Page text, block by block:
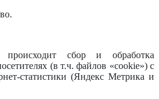
сбор и обработка
(в т.ч. файлов «cookie») с
статистики (Яндекс Метрика и